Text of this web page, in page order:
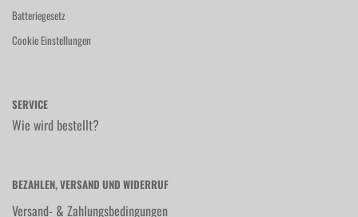
Batteriegesetz
Cookie Einstellungen
SERVICE
Wie wird bestellt?
BEZAHLEN, VERSAND UND WIDERRUF
Versand- & Zahlungsbedingungen